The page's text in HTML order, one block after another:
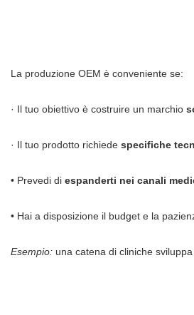
La produzione OEM è conveniente se:
· Il tuo obiettivo è costruire un marchio
· Il tuo prodotto richiede specifiche
• Prevedi di espanderti nei canali
• Hai a disposizione il budget e la
Esempio: una catena di cliniche